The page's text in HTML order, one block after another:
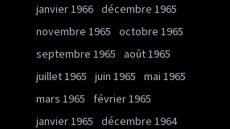
janvier 1966 décembre 1965
novembre 1965
octobre 1965
septembre 1965
août 1965
juillet 1965
juin 1965
mai 1965
mars 1965
février 1965
janvier 1965
décembre 1964